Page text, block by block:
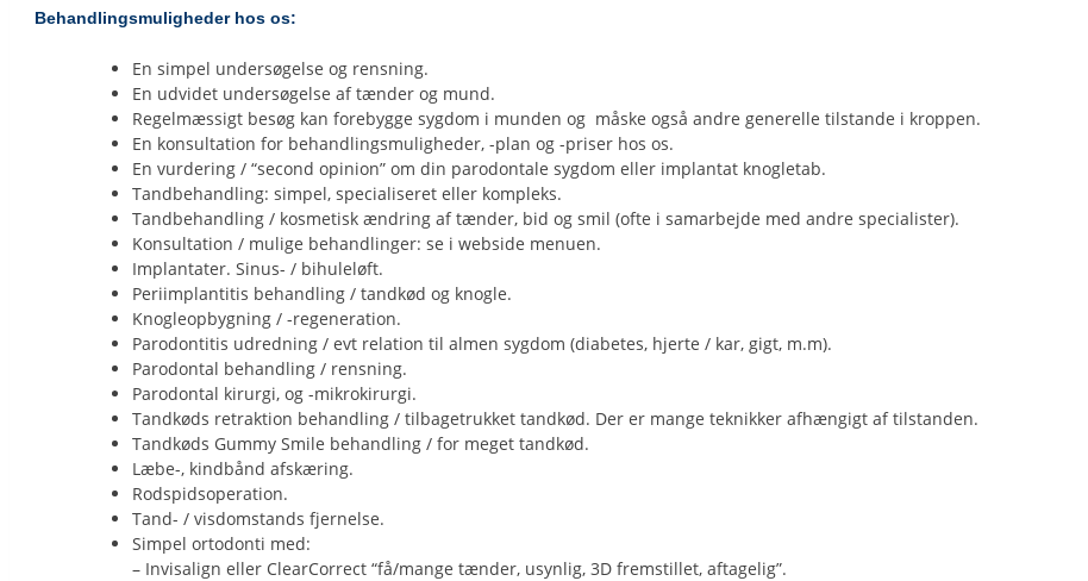
Behandlingsmuligheder hos os:
En simpel undersøgelse og rensning.
En udvidet undersøgelse af tænder og mund.
Regelmæssigt besøg kan forebygge sygdom i munden og måske også andre generelle tilstande i kroppen.
En konsultation for behandlingsmuligheder, -plan og -priser hos os.
En vurdering / “second opinion” om din parodontale sygdom eller implantat knogletab.
Tandbehandling: simpel, specialiseret eller kompleks.
Tandbehandling / kosmetisk ændring af tænder, bid og smil (ofte i samarbejde med andre specialister).
Konsultation / mulige behandlinger: se i webside menuen.
Implantater. Sinus- / bihuleløft.
Periimplantitis behandling / tandkød og knogle.
Knogleopbygning / -regeneration.
Parodontitis udredning / evt relation til almen sygdom (diabetes, hjerte / kar, gigt, m.m).
Parodontal behandling / rensning.
Parodontal kirurgi, og -mikrokirurgi.
Tandkøds retraktion behandling / tilbagetrukket tandkød. Der er mange teknikker afhængigt af tilstanden.
Tandkøds Gummy Smile behandling / for meget tandkød.
Læbe-, kindbånd afskæring.
Rodspidsoperation.
Tand- / visdomstands fjernelse.
Simpel ortodonti med:
– Invisalign eller ClearCorrect “få/mange tænder, usynlig, 3D fremstillet, aftagelig”.